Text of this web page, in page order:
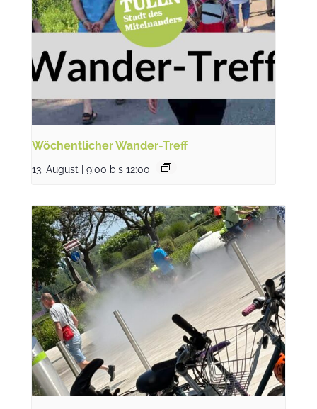
Wöchentlicher Wander-Treff
13. August | 9:00 bis 12:00